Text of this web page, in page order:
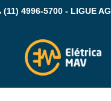
(11) 4996-5700 - LIGUE